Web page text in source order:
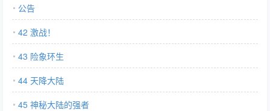
公告
42 激战！
43 险象环生
44 天降大陆
45 神秘大陆的强者